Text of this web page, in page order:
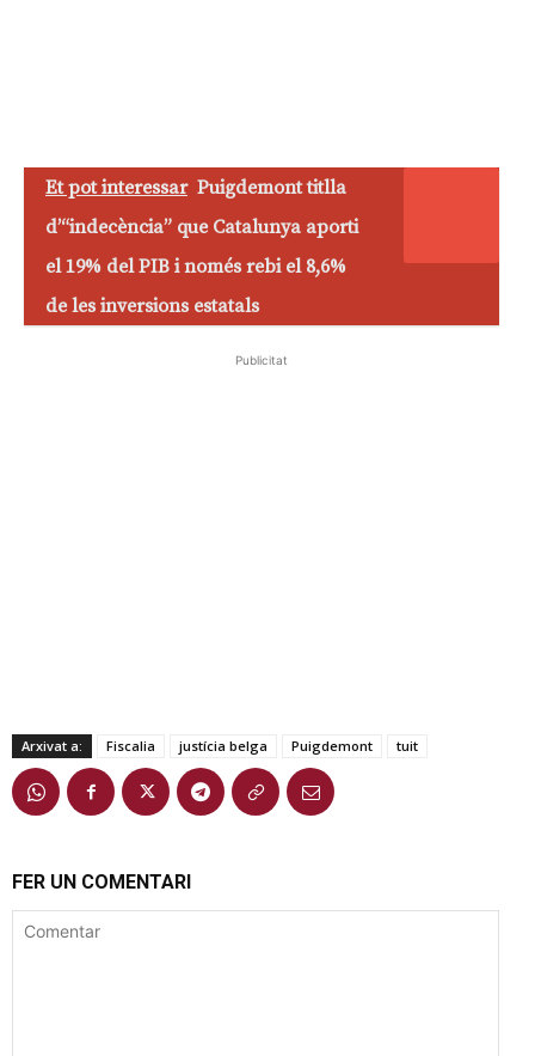
Et pot interessar Puigdemont titlla
d’“indecència” que Catalunya aporti
el 19% del PIB i només rebi el 8,6%
de les inversions estatals
Publicitat
Arxivat a: Fiscalia justícia belga Puigdemont tuit
FER UN COMENTARI